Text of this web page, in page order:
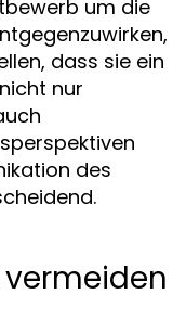
um die
dass sie ein
nur
des